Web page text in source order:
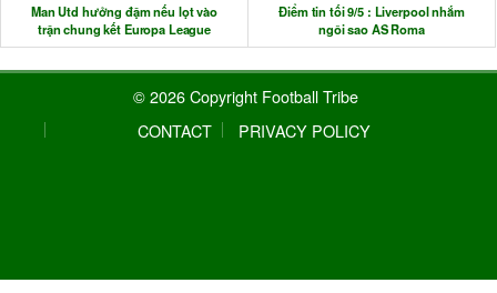
Man Utd hưởng đậm nếu lọt vào
trận chung kết Europa League
Điểm tin tối 9/5 : Liverpool nhắm
ngôi sao AS Roma
© 2026 Copyright Football Tribe
CONTACT
PRIVACY POLICY